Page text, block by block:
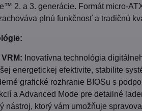
2. a 3. generácie. Formát micro-
plnú funkčnosť a tradičnú
Inovatívna technológia
energetickej efektivite, stabilite
grafické rozhranie BIOSu s
a Advanced Mode pre detailné
nástroj, ktorý vám umožňuje